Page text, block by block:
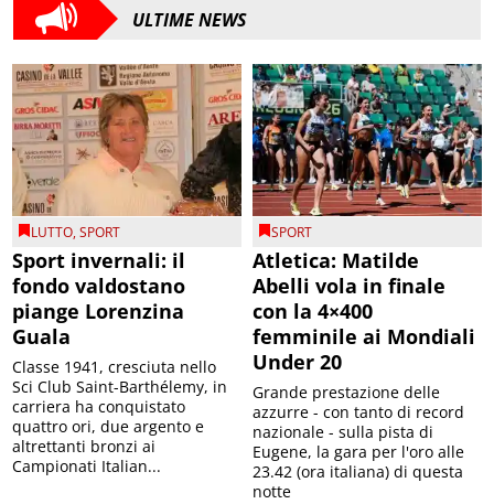
ULTIME NEWS
LUTTO,SPORT
Sport invernali: il
fondo valdostano
piange Lorenzina
Guala
Classe 1941, cresciuta nello
Sci Club Saint-Barthélemy, in
carriera ha conquistato
quattro ori, due argento e
altrettanti bronzi ai
Campionati Italian...
SPORT
Atletica: Matilde
Abelli vola in finale
con la 4×400
femminile ai Mondiali
Under 20
Grande prestazione delle
azzurre - con tanto di record
nazionale - sulla pista di
Eugene, la gara per l'oro alle
23.42 (ora italiana) di questa
notte